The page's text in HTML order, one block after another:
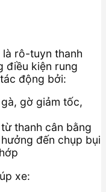
là rô-tuyn thanh
điều kiện rung
động bởi:
gờ giảm tốc,
thanh cân bằng
đến chụp bụi
xe: